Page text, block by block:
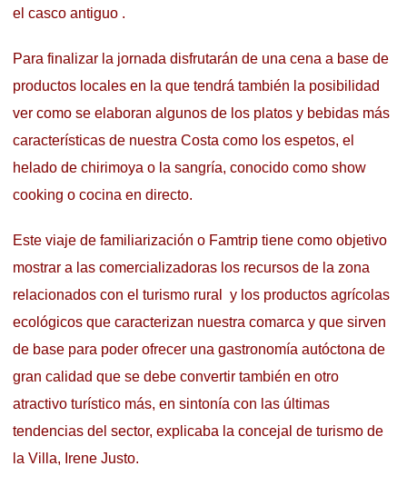
el casco antiguo .
Para finalizar la jornada disfrutarán de una cena a base de
productos locales en la que tendrá también la posibilidad
ver como se elaboran algunos de los platos y bebidas más
características de nuestra Costa como los espetos, el
helado de chirimoya o la sangría, conocido como show
cooking o cocina en directo.
Este viaje de familiarización o Famtrip tiene como objetivo
mostrar a las comercializadoras los recursos de la zona
relacionados con el turismo rural y los productos agrícolas
ecológicos que caracterizan nuestra comarca y que sirven
de base para poder ofrecer una gastronomía autóctona de
gran calidad que se debe convertir también en otro
atractivo turístico más, en sintonía con las últimas
tendencias del sector, explicaba la concejal de turismo de
la Villa, Irene Justo.